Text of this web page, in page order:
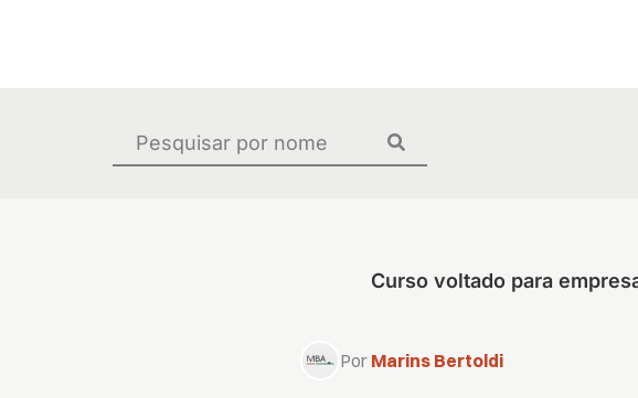
Curso voltado para
Por Marins Bertoldi